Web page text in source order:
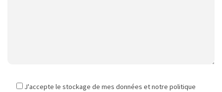
J'accepte le stockage de mes données et notre politique